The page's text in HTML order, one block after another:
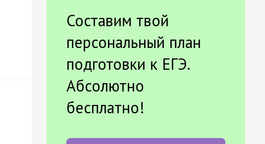
Составим твой
персональный план
подготовки к ЕГЭ.
Абсолютно
бесплатно!